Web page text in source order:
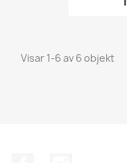
Visar 1-6 av 6 objekt